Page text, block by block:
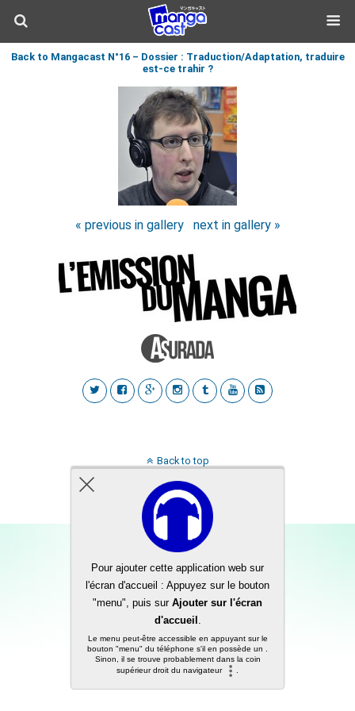
Back to Mangacast N°16 – Dossier : Traduction/Adaptation, traduire
est-ce trahir ?
« previous in gallery next in gallery »
Back to top